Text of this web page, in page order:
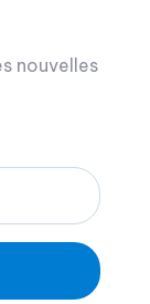
nouvelles